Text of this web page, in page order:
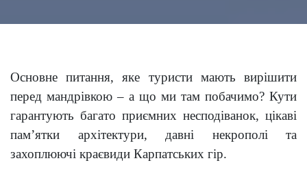
Основне питання, яке туристи мають вирішити
перед мандрівкою – а що ми там побачимо? Кути
гарантують багато приємних несподіванок, цікаві
пам’ятки архітектури, давні некрополі та
захоплюючі краєвиди Карпатських гір.